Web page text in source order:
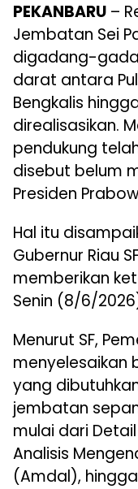
PEKANBARU –
Jembatan Sei
digadang-
darat antara
Bengkalis
direalisasikan.
pendukung
disebut belum
Presiden
Hal itu
Gubernur Riau
memberikan
Senin (8/6/
Menurut SF,
menyelesaikan
yang
jembatan
mulai dari Detail
Analisis
(Amdal),